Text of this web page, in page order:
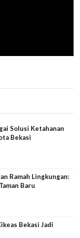
Solusi Ketahanan
Bekasi
Ramah Lingkungan:
Baru
Bekasi Jadi